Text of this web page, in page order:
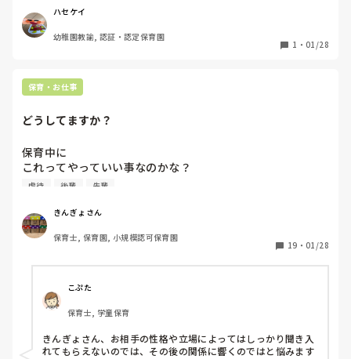
『自分達は先輩にこんな指導しかしてもらえなかった、だか
ら指導の仕方が分からない。』
そして時はたち、自分が指導する立場になり、主任になり、
気付いたこと。
指導する方がただの勉強不足。
『今の時代ってYouTubeでも本でも保育のネタすぐ見つか
→YouTube、本、ネット。。今の時代『指導の仕方』が動
画でも本でも腐るほどあります。指導の仕方、もっと勉強し
ましょう、お互いに（笑
『自分達は先輩にこんな指導しかしてもらえなかった、だか
ら指導の仕方が分からない。』
→新卒さんが『学校ではこんなことしか習ってない、だから
分からない』なんて言ったらキレるでしょ？それと同じ
ハセケイ
幼稚園教諭, 認証・認定保育園
1 ・ 01/28
保育・お仕事
どうしてますか？
保育中に
これってやっていい事なのかな？
虐待じゃない？
例えば
上司に伝える
同期や仲良しの先生に相談する
本人にその場で直接いう（休憩時間に言う）
上下関係（先輩後輩）で違うこともあるかもしれませんが教
えてください。
虐待 後輩 先輩
きんぎょさん
保育士, 保育園, 小規模認可保育園
19 ・ 01/28
こぷた
保育士, 学童保育
きんぎょさん、お相手の性格や立場によってはしっかり聞き入
れてもらえないのでは、その後の関係に響くのではと悩みます